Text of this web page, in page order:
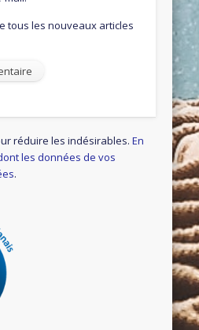
tous les nouveaux articles
réduire les indésirables.En
les données de vos
.